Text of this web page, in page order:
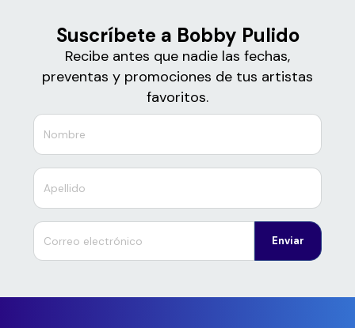
Suscríbete a Bobby Pulido
Recibe antes que nadie las fechas,
preventas y promociones de tus artistas
favoritos.
Enviar